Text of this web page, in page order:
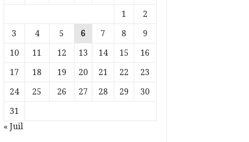
1
2
3
4 5 6 7 8
9
10
11 12 13 14 15
16
17
18 19 20 21 22
23
24
25 26 27 28 29
30
31
« Juil